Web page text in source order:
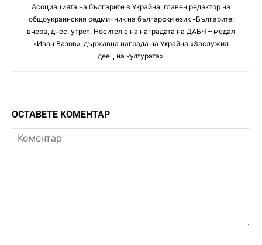
Асоциацията на българите в Украйна, главен редактор на
общоукраинския седмичник на български език «Българите:
вчера, днес, утре». Носител е на наградата на ДАБЧ – медал
«Иван Вазов», държавна награда на Украйна «Заслужил
деец на културата».
ОСТАВЕТЕ КОМЕНТАР